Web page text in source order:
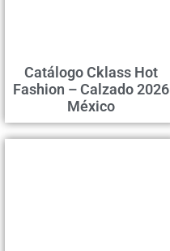
Catálogo Cklass Hot
Fashion – Calzado 2026
México